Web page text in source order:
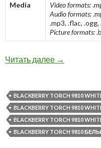
Media Video formats:
Audio formats:
.mp3, .flac, .ogg,
Picture formats:
Читать далее BlackBerry
→
BLACKBERRY TORCH 9810
BLACKBERRY TORCH 9810
BLACKBERRY TORCH 9810
BLACKBERRY TORCH 9810